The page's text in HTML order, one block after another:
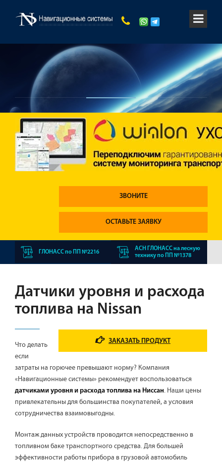
ЗВОНИТЕ
ОСТАВЬТЕ ЗАЯВКУ
ГЛОНАСС по ПП №2216
АСН ГЛОНАСС на лесную
технику по ПП №1378
Датчики уровня и расхода
топлива на Nissan
ЗАКАЗАТЬ ПРОДУКТ
Что делать
если
затраты на горючее превышают норму? Компания
«Навигационные системы» рекомендует воспользоваться
датчиками уровня и расхода топлива на Ниссан. Наши цены
привлекательны для большинства покупателей, а условия
сотрудничества взаимовыгодны.
Монтаж данных устройств проводится непосредственно в
топливном баке транспортного средства. Для большей
эффективности работы прибора в грузовой автомобиль